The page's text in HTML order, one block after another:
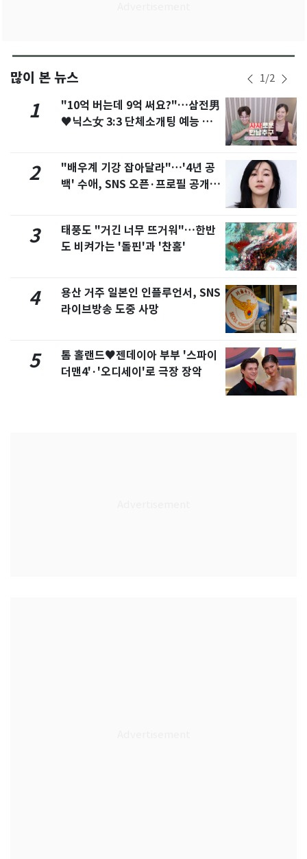
많이 본 뉴스 1/2
1
"10억 버는데 9억 써요?"…삼전男
♥닉스女 3:3 단체소개팅 예능 화
2
"배우계 기강 잡아달라"…'4년 공
백' 수애, SNS 오픈·프로필 공개
3
태풍도 "거긴 너무 뜨거워"…한반
도 비켜가는 '돌핀'과 '찬홈'
4
용산 거주 일본인 인플루언서, SNS
라이브방송 도중 사망
5
톰 홀랜드♥젠데이아 부부 '스파이
더맨4'·'오디세이'로 극장 장악